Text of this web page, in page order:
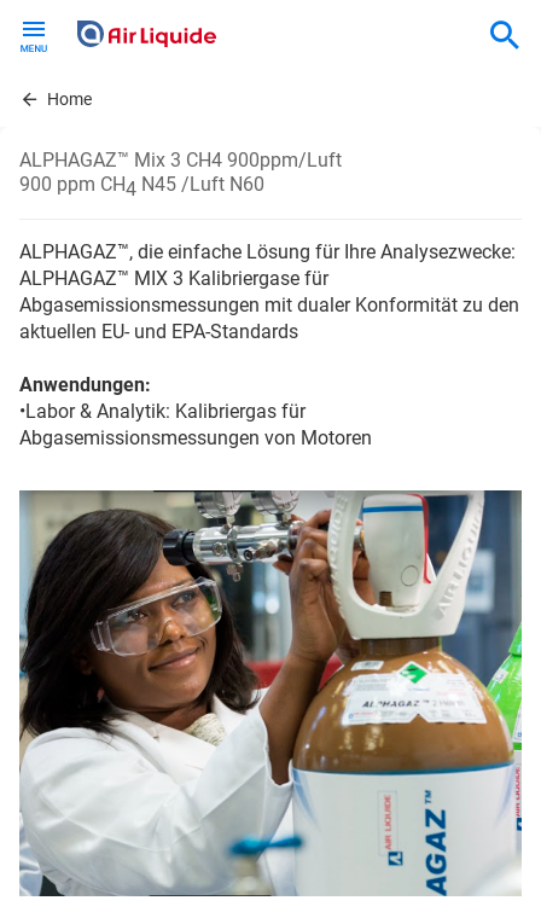
contentHome
ALPHAGAZ™ Mix 3 CH4 900ppm/Luft
900 ppm CH4 N45 /Luft N60
ALPHAGAZ™, die einfache Lösung für Ihre Analysezwecke:
ALPHAGAZ™ MIX 3 Kalibriergase für
Abgasemissionsmessungen mit dualer Konformität zu den
aktuellen EU- und EPA-Standards
Anwendungen:
•Labor & Analytik: Kalibriergas für
Abgasemissionsmessungen von Motoren